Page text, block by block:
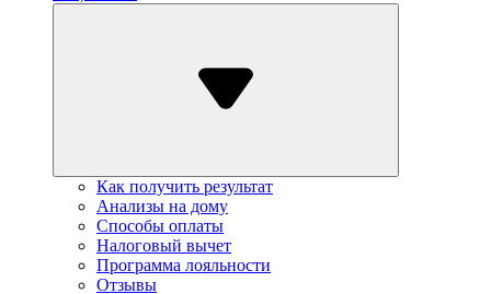
Как получить результат
Анализы на дому
Способы оплаты
Налоговый вычет
Программа лояльности
Отзывы